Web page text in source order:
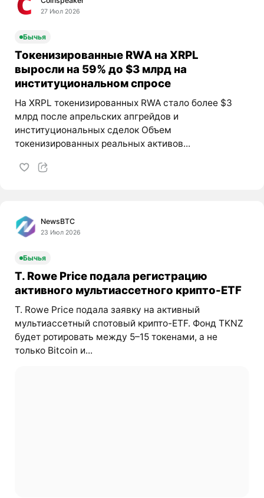
27 Июл 2026
Бычья
Токенизированные RWA на XRPL
выросли на 59% до $3 млрд на
институциональном спросе
На XRPL токенизированных RWA стало более $3
млрд после апрельских апгрейдов и
институциональных сделок Объем
токенизированных реальных активов...
NewsBTC
23 Июл 2026
Бычья
T. Rowe Price подала регистрацию
активного мультиассетного крипто-ETF
T. Rowe Price подала заявку на активный
мультиассетный спотовый крипто-ETF. Фонд TKNZ
будет ротировать между 5–15 токенами, а не
только Bitcoin и...